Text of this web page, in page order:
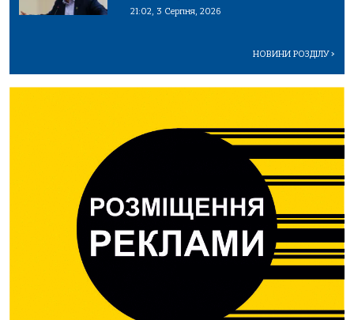
21:02, 3 Серпня, 2026
НОВИНИ РОЗДІЛУ>